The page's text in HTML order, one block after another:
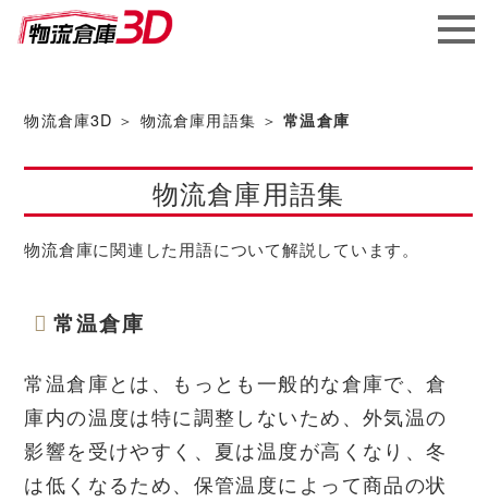
ソフ
ト株
式会社
物流倉庫3D ＞ 物流倉庫用語集 ＞常温倉庫
物流倉庫用語集
物流倉庫に関連した用語について解説しています。
常温倉庫
常温倉庫とは、もっとも一般的な倉庫で、倉
庫内の温度は特に調整しないため、外気温の
影響を受けやすく、夏は温度が高くなり、冬
は低くなるため、保管温度によって商品の状